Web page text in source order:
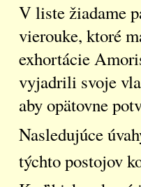
V liste žiadame
vierouke, ktoré
exhortácie
vyjadrili svoje
aby opätovne
Nasledujúce
týchto postojov